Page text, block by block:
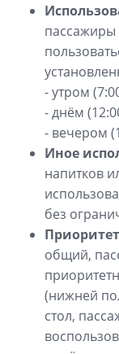
пассажиры
- утром
- днём
- вечером
Иное
напитков
без
общий,
(нижней
стол,